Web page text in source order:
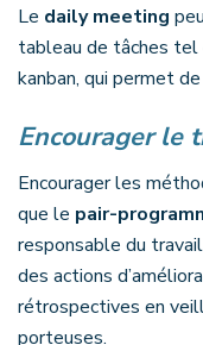
Le daily meeting
tableau de tâches tel
kanban, qui permet
Encourager le
Encourager les
que le pair-
responsable du
des actions
rétrospectives en
porteuses.